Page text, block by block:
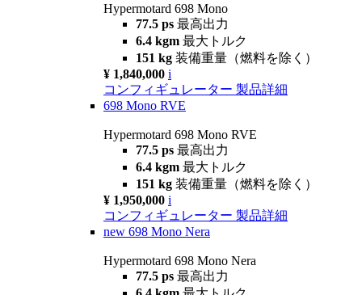
Hypermotard 698 Mono
77.5 ps 最高出力
6.4 kgm 最大トルク
151 kg 装備重量（燃料を除く）
¥ 1,840,000 i
コンフィギュレーター 製品詳細
698 Mono RVE
Hypermotard 698 Mono RVE
77.5 ps 最高出力
6.4 kgm 最大トルク
151 kg 装備重量（燃料を除く）
¥ 1,950,000 i
コンフィギュレーター 製品詳細
new 698 Mono Nera
Hypermotard 698 Mono Nera
77.5 ps 最高出力